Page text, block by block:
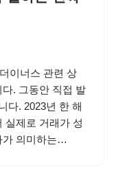
이너스 관련 상
. 그동안 직접 발
다. 2023년 한 해
실제로 거래가 성
가 의미하는…